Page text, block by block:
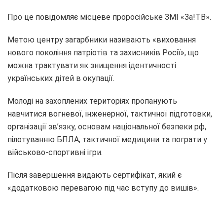
Про це повідомляє місцеве проросійське ЗМІ «Зa!ТВ».
Метою центру загарбники називають «виховання
нового покоління патріотів та захисників Росії», що
можна трактувати як знищення ідентичності
українських дітей в окупації.
Молоді на захоплених територіях пропанують
навчитися вогневої, інженерної, тактичної підготовки,
організації зв’язку, основам національної безпеки рф,
пілотуванню БПЛА, тактичної медицини та пограти у
військово-спортивні ігри.
Після завершення видають сертифікат, який є
«додатковою перевагою під час вступу до вишів».